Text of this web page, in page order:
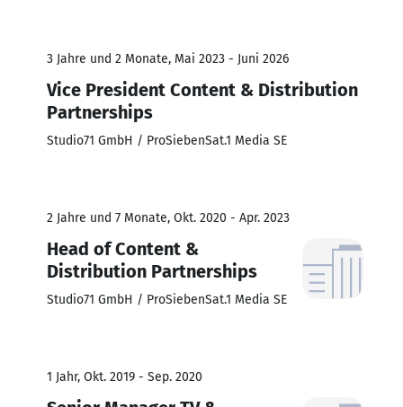
3 Jahre und 2 Monate, Mai 2023 - Juni 2026
Vice President Content & Distribution
Partnerships
Studio71 GmbH / ProSiebenSat.1 Media SE
2 Jahre und 7 Monate, Okt. 2020 - Apr. 2023
Head of Content &
Distribution Partnerships
Studio71 GmbH / ProSiebenSat.1 Media SE
1 Jahr, Okt. 2019 - Sep. 2020